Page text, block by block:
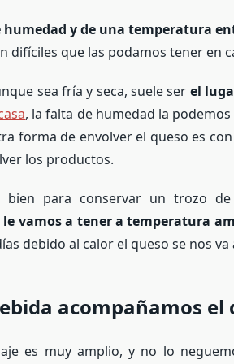
humedad y de una temperatura
difíciles que las podamos tener en
sea fría y seca, suele ser el
, la falta de humedad la
forma de envolver el queso es con
los productos.
bien para conservar un trozo
le vamos a tener a temperatura
debido al calor el queso se nos va
acompañamos el
es muy amplio, y no lo